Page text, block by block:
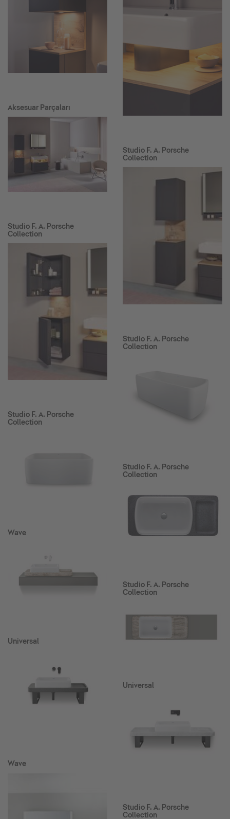
Aksesuar Parçaları
Studio F. A. Porsche
Collection
Studio F. A. Porsche
Collection
Wave
Universal
Wave
Studio F. A. Porsche
Collection
Studio F. A. Porsche
Collection
Studio F. A. Porsche
Collection
Studio F. A. Porsche
Collection
Universal
Studio F. A. Porsche
Collection